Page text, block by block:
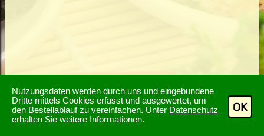
Nutzungsdaten werden durch uns und eingebundene
Dritte mittels Cookies erfasst und ausgewertet, um
den Bestellablauf zu vereinfachen. Unter Datenschutz
erhalten Sie weitere Informationen.
OK